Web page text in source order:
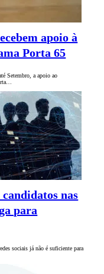
apoio à
Porta 65
Setembro, a apoio ao
nas
para
sociais já não é suficiente para